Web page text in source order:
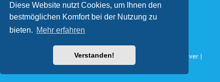
Diese Website nutzt Cookies, um Ihnen den
bestmöglichen Komfort bei der Nutzung zu
bieten. Mehr erfahren
Verstanden!
Wir danken für die freundliche
Unterstützung und Förderung
Konzeption und Gestaltung: Impuls Werbeagentur, Hannover |
www.werbeagentur-impuls.de